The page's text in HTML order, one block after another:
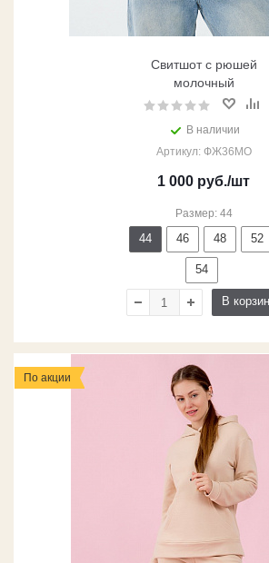
Свитшот с рюшей
молочный
В наличии
Артикул: ФЖ36МО
1 000 руб./шт
Размер: 44
44 46 48 52
54
В
По акции